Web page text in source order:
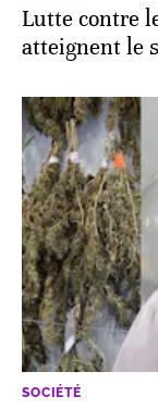
Lutte contre
atteignent le
SOCIÉTÉ